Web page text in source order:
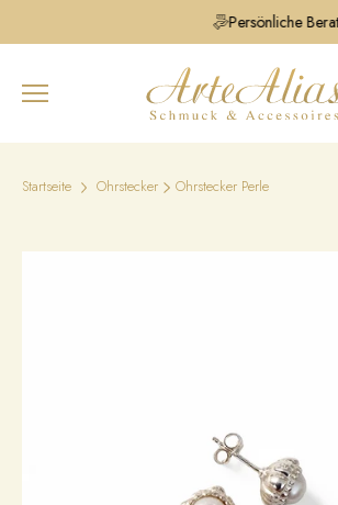
Persönliche Beratung
Startseite Ohrstecker Ohrstecker Perle